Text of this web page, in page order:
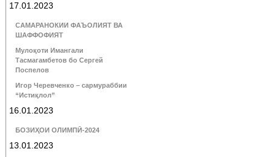
17.01.2023
САМАРАНОКИИ ФАЪОЛИЯТ ВА
ШАФФОФИЯТ
Мулоқоти Имангали
Тасмагамбетов бо Сергей
Поспелов
Игор Черевченко – сармураббии
“Истиқлол”
16.01.2023
БОЗИҲОИ ОЛИМПӢ-2024
13.01.2023